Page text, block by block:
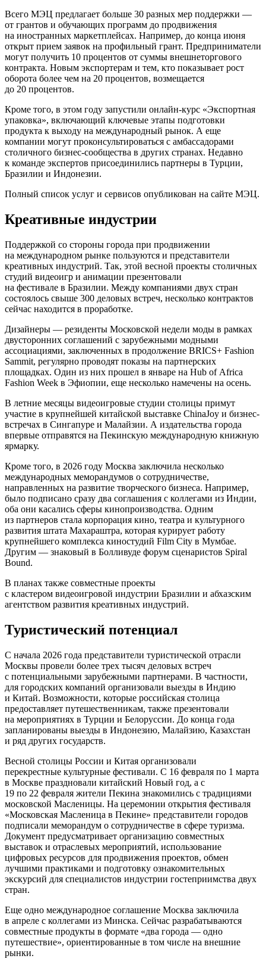
Всего МЭЦ предлагает больше 30 разных мер поддержки —
от грантов и обучающих программ до продвижения
на иностранных маркетплейсах. Например, до конца июня
открыт прием заявок на профильный грант. Предприниматели
могут получить 10 процентов от суммы внешнеторгового
контракта. Новым экспортерам и тем, кто показывает рост
оборота более чем на 20 процентов, возмещается
до 20 процентов.
Кроме того, в этом году запустили онлайн-курс «Экспортная
упаковка», включающий ключевые этапы подготовки
продукта к выходу на международный рынок. А еще
компании могут проконсультироваться с амбассадорами
столичного бизнес-сообщества в других странах. Недавно
к команде экспертов присоединились партнеры в Турции,
Бразилии и Индонезии.
Полный список услуг и сервисов опубликован на сайте МЭЦ.
Креативные индустрии
Поддержкой со стороны города при продвижении
на международном рынке пользуются и представители
креативных индустрий. Так, этой весной проекты столичных
студий видеоигр и анимации презентовали
на фестивале в Бразилии. Между компаниями двух стран
состоялось свыше 300 деловых встреч, несколько контрактов
сейчас находится в проработке.
Дизайнеры — резиденты Московской недели моды в рамках
двусторонних соглашений с зарубежными модными
ассоциациями, заключенных в продолжение BRICS+ Fashion
Sammit, регулярно проводят показы на партнерских
площадках. Один из них прошел в январе на Hub of Africa
Fashion Week в Эфиопии, еще несколько намечены на осень.
В летние месяцы видеоигровые студии столицы примут
участие в крупнейшей китайской выставке ChinaJoy и бизнес-
встречах в Сингапуре и Малайзии. А издательства города
впервые отправятся на Пекинскую международную книжную
ярмарку.
Кроме того, в 2026 году Москва заключила несколько
международных меморандумов о сотрудничестве,
направленных на развитие творческого бизнеса. Например,
было подписано сразу два соглашения с коллегами из Индии,
оба они касались сферы кинопроизводства. Одним
из партнеров стала корпорация кино, театра и культурного
развития штата Махараштра, которая курирует работу
крупнейшего комплекса киностудий Film City в Мумбае.
Другим — знаковый в Болливуде форум сценаристов Spiral
Bound.
В планах также совместные проекты
с кластером видеоигровой индустрии Бразилии и абхазским
агентством развития креативных индустрий.
Туристический потенциал
С начала 2026 года представители туристической отрасли
Москвы провели более трех тысяч деловых встреч
с потенциальными зарубежными партнерами. В частности,
для городских компаний организовали выезды в Индию
и Китай. Возможности, которые российская столица
предоставляет путешественникам, также презентовали
на мероприятиях в Турции и Белоруссии. До конца года
запланированы выезды в Индонезию, Малайзию, Казахстан
и ряд других государств.
Весной столицы России и Китая организовали
перекрестные культурные фестивали. С 16 февраля по 1 марта
в Москве праздновали китайский Новый год, а с
19 по 22 февраля жители Пекина знакомились с традициями
московской Масленицы. На церемонии открытия фестиваля
«Московская Масленица в Пекине» представители городов
подписали меморандум о сотрудничестве в сфере туризма.
Документ предусматривает организацию совместных
выставок и отраслевых мероприятий, использование
цифровых ресурсов для продвижения проектов, обмен
лучшими практиками и подготовку ознакомительных
экскурсий для специалистов индустрии гостеприимства двух
стран.
Еще одно международное соглашение Москва заключила
в апреле с коллегами из Минска. Сейчас разрабатываются
совместные продукты в формате «два города — одно
путешествие», ориентированные в том числе на внешние
рынки.